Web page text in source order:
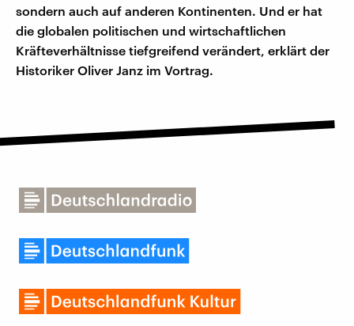
sondern auch auf anderen Kontinenten. Und er hat
die globalen politischen und wirtschaftlichen
Kräfteverhältnisse tiefgreifend verändert, erklärt der
Historiker Oliver Janz im Vortrag.